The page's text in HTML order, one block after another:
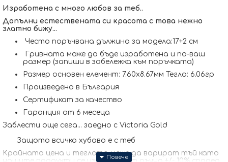
Изработена с много любов за теб..
Допълни естествената си красота с това нежно
златно бижу...
Често поръчвана дължина за модела:17+2 см
Гривната може да бъде изработена и по-ваш
размер (запиши в забележка към поръчката)
Размер основен елемент: 7.60x8.67мм Тегло: 6.06гр
Произведено в България
Сертификат за качество
Гаранция от 6 месеца
Заблести още сега... заедно с Victoria Gold
Защото всичко хубаво е с теб
Kрайната цена и теглото може да варират тъй като